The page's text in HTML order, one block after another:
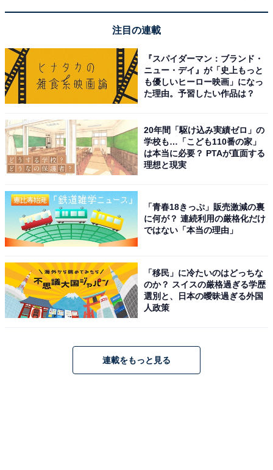
注目の連載
『スパイダーマン：ブランド・
ニュー・デイ』が「史上もっと
も優しいヒーロー映画」になっ
た理由。予習したい作品は？
20年間「駆け込み実績ゼロ」の
学校も…「こども110番の家」
は本当に必要？ PTAが直面する
理想と現実
「青春18きっぷ」販売激減の裏
に何が？ 連続利用の厳格化だけ
ではない「本当の理由」
「移民」に冷たいのはどっちな
のか？ スイスの厳格過ぎる学歴
選別と、日本の曖昧過ぎる外国
人政策
連載をもっと見る